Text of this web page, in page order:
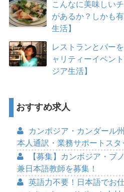
こんなに美味しい
があるか？しかも
生活】
レストランとバー
ャリティーイベン
ジア生活】
おすすめ求人
カンボジア・カンダール
本人通訳・業務サポートスタ
【募集】カンボジア・プ
兼日本語教師を募集！
英語力不要！日本語でお